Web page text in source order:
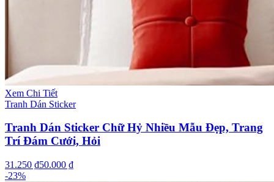
Xem Chi Tiết
Tranh Dán Sticker
Tranh Dán Sticker Chữ Hỷ Nhiều Mẫu Đẹp, Trang
Trí Đám Cưới, Hỏi
31.250 ₫50.000 ₫
-23%